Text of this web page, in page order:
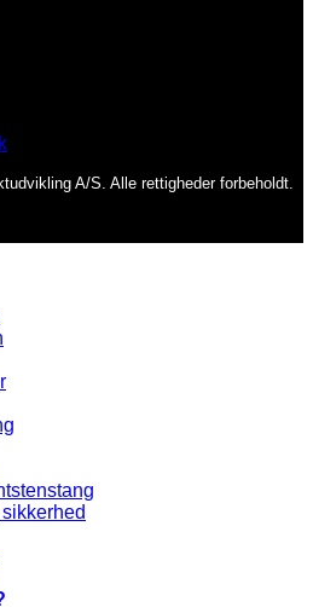
A/S. Alle rettigheder forbeholdt.